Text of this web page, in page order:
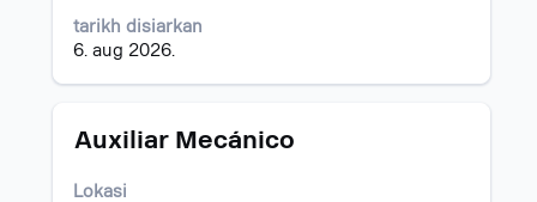
tarikh disiarkan
6. aug 2026.
bagi
maklumat
kerja.
Jawatan
Auxiliar Mecánico
Lokasi
Pilih
bar